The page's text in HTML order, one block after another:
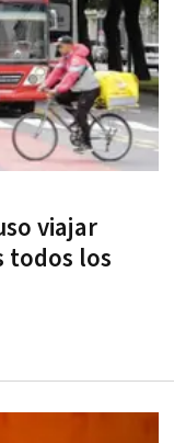
viajar
todos los